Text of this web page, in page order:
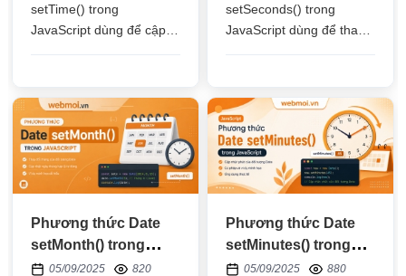
setTime() trong
JavaScript dùng để cập
setSeconds() trong
JavaScript dùng để thay
Phương thức Date
setMonth() trong
JavaScript
05/09/2025 820
Phương thức Date
setMinutes() trong
JavaScript
05/09/2025 880